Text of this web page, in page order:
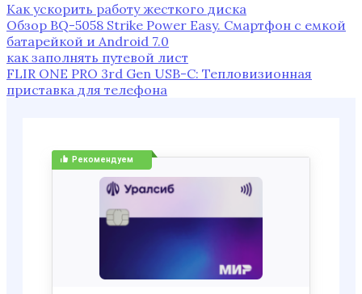
Как ускорить работу жесткого диска
Обзор BQ-5058 Strike Power Easy. Смартфон с емкой
батарейкой и Android 7.0
как заполнять путевой лист
FLIR ONE PRO 3rd Gen USB-C: Тепловизионная
приставка для телефона